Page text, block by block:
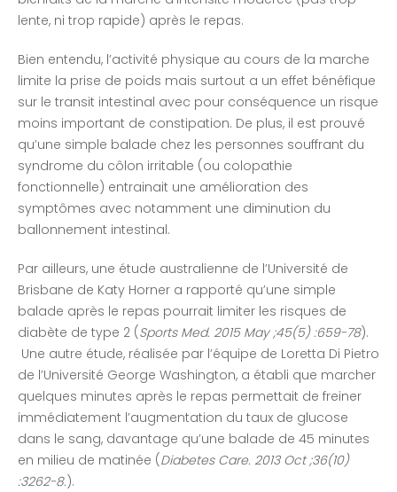
lente, ni trop rapide) après le repas.
Bien entendu, l’activité physique au cours de la marche
limite la prise de poids mais surtout a un effet bénéfique
sur le transit intestinal avec pour conséquence un risque
moins important de constipation. De plus, il est prouvé
qu’une simple balade chez les personnes souffrant du
syndrome du côlon irritable (ou colopathie
fonctionnelle) entrainait une amélioration des
symptômes avec notamment une diminution du
ballonnement intestinal.
Par ailleurs, une étude australienne de l’Université de
Brisbane de Katy Horner a rapporté qu’une simple
balade après le repas pourrait limiter les risques de
diabète de type 2 (Sports Med. 2015 May ;45(5) :659-78).
Une autre étude, réalisée par l’équipe de Loretta Di Pietro
de l’Université George Washington, a établi que marcher
quelques minutes après le repas permettait de freiner
immédiatement l’augmentation du taux de glucose
dans le sang, davantage qu’une balade de 45 minutes
en milieu de matinée (Diabetes Care. 2013 Oct ;36(10)
:3262-8.).